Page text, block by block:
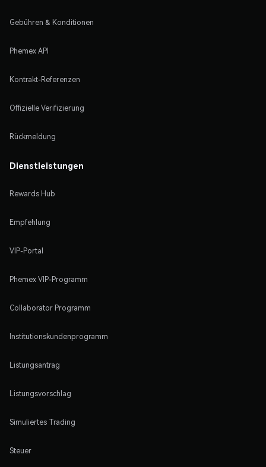
Gebühren & Konditionen
Phemex API
Kontrakt-Referenzen
Offizielle Verifizierung
Rückmeldung
Dienstleistungen
Rewards Hub
Empfehlung
VIP-Portal
Phemex VIP-Programm
Collaborator Programm
Institutionskundenprogramm
Listungsantrag
Listungsvorschlag
Simuliertes Trading
Steuer